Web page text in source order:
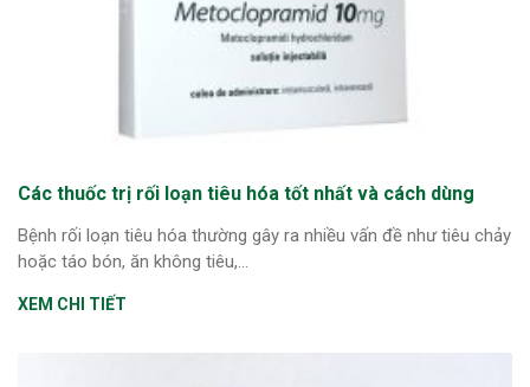
Các thuốc trị rối loạn tiêu hóa tốt nhất và cách dùng
Bệnh rối loạn tiêu hóa thường gây ra nhiều vấn đề như tiêu chảy
hoặc táo bón, ăn không tiêu,...
XEM CHI TIẾT